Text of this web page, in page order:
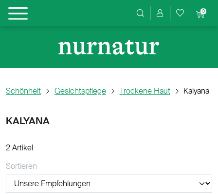
Produktsuche
0
Schönheit Gesichtspflege Trockene Haut Kalyana
KALYANA
2 Artikel
Sortieren